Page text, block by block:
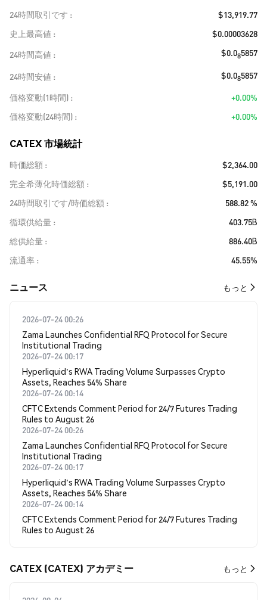
24時間取引です
$13,919.77
史上最高値
$0.00003628
24時間高値
$0.085857
24時間安値 $0.085857
価格変動(1時間)
+0.00%
価格変動(24時間)
+0.00%
CATEX 市場統計
時価総額
$2,364.00
完全希薄化時価総額
$5,191.00
24時間取引です/時価総額
588.82 %
循環供給量
403.75B
総供給量
886.40B
流通率
45.55%
​​ニュース​​ もっと
2026-07-24 00:26
Zama Launches Confidential RFQ Protocol for Secure
Institutional Trading
2026-07-24 00:17
Hyperliquid's RWA Trading Volume Surpasses Crypto
Assets, Reaches 54% Share
2026-07-24 00:14
CFTC Extends Comment Period for 24/7 Futures Trading
Rules to August 26
2026-07-24 00:26
Zama Launches Confidential RFQ Protocol for Secure
Institutional Trading
2026-07-24 00:17
Hyperliquid's RWA Trading Volume Surpasses Crypto
Assets, Reaches 54% Share
2026-07-24 00:14
CFTC Extends Comment Period for 24/7 Futures Trading
Rules to August 26
CATEX (CATEX) アカデミー もっと